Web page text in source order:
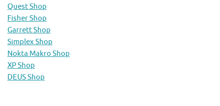
Quest Shop
Fisher Shop
Garrett Shop
Simplex Shop
Nokta Makro Shop
XP Shop
DEUS Shop